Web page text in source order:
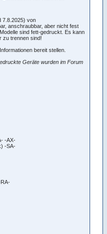
7.8.2025) von
anschraubbar, aber nicht fest
sind fett-gedruckt. Es kann
zu trennen sind!
bereit stellen.
Geräte wurden im Forum
-AX-
-SA-